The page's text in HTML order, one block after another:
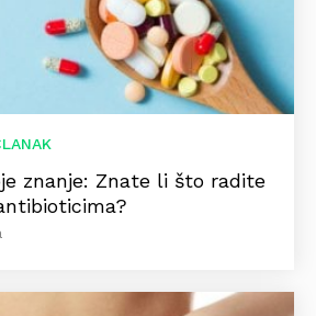
znanje: Znate li što radite